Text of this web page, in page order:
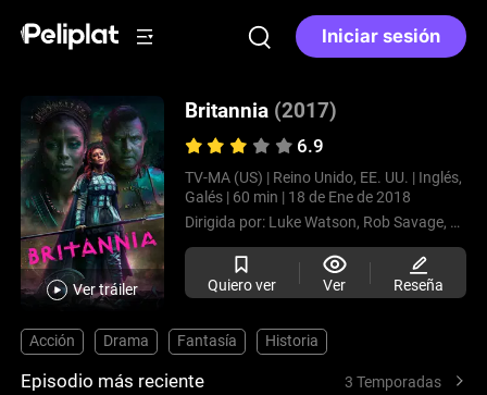
Iniciar sesión
Ver tráiler
Britannia (2017)
6.9
TV-MA (US) | Reino Unido, EE. UU. | Inglés,
Galés | 60 min | 18 de Ene de 2018
Dirigida por: Luke Watson, Rob Savage,
Quiero ver Ver Reseña
Acción Drama Fantasía Historia
Episodio más reciente 3 Temporadas